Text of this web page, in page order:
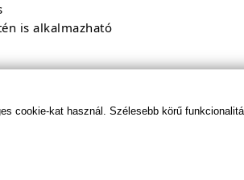
is alkalmazható
cookie-kat használ. Szélesebb körű